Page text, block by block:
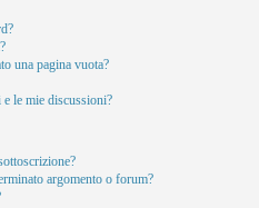
una pagina vuota?
le mie discussioni?
argomento o forum?